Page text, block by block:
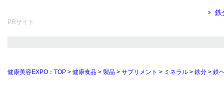
鉄
PRサイト
健康美容EXPO：TOP > 健康食品 > 製品 > サプリメント > ミネラル > 鉄分 > 鉄